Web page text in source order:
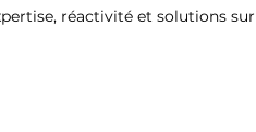
réactivité et solutions sur